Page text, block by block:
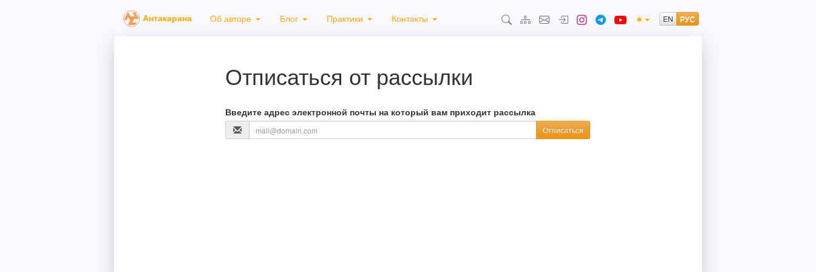
Антакарана Об авторе Блог Практики Контакты
Отписаться от рассылки
Введите адрес электронной почты на который вам приходит рассылка